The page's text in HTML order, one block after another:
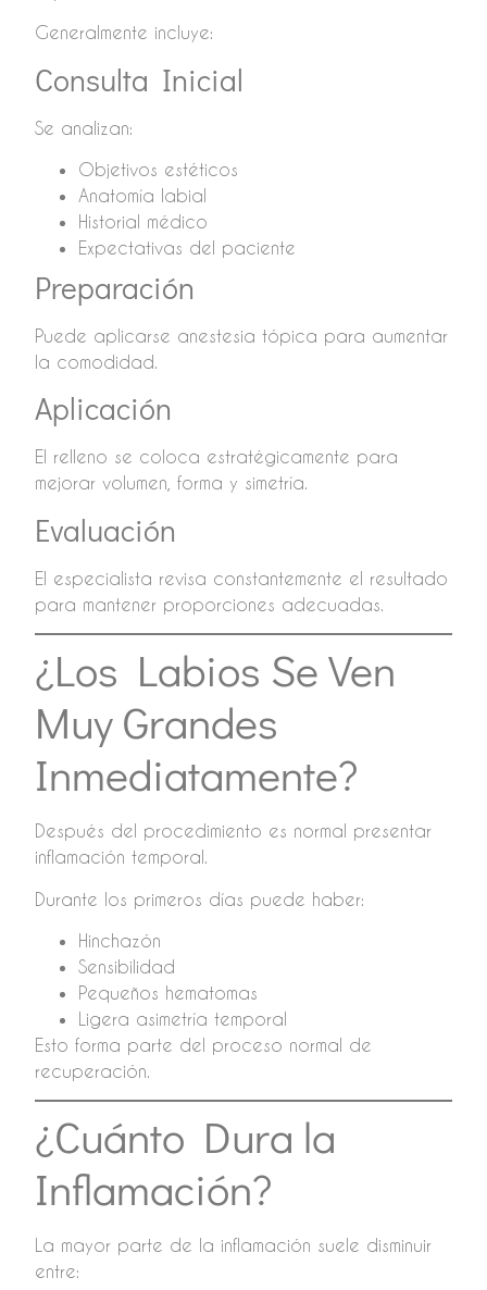
Generalmente incluye:
Consulta Inicial
Se analizan:
Objetivos estéticos
Anatomía labial
Historial médico
Expectativas del paciente
Preparación
Puede aplicarse anestesia tópica para aumentar
la comodidad.
Aplicación
El relleno se coloca estratégicamente para
mejorar volumen, forma y simetría.
Evaluación
El especialista revisa constantemente el resultado
para mantener proporciones adecuadas.
¿Los Labios Se Ven
Muy Grandes
Inmediatamente?
Después del procedimiento es normal presentar
inflamación temporal.
Durante los primeros días puede haber:
Hinchazón
Sensibilidad
Pequeños hematomas
Ligera asimetría temporal
Esto forma parte del proceso normal de
recuperación.
¿Cuánto Dura la
Inflamación?
La mayor parte de la inflamación suele disminuir
entre: